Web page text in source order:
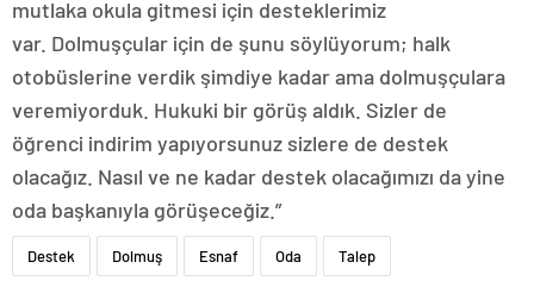
mutlaka okula gitmesi için desteklerimiz
var. Dolmuşçular için de şunu söylüyorum; halk
otobüslerine verdik şimdiye kadar ama dolmuşçulara
veremiyorduk. Hukuki bir görüş aldık. Sizler de
öğrenci indirim yapıyorsunuz sizlere de destek
olacağız. Nasıl ve ne kadar destek olacağımızı da yine
oda başkanıyla görüşeceğiz.”
Destek Dolmuş Esnaf Oda Talep